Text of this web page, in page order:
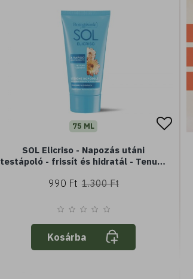
75 ML
SOL Elicriso - Napozás utáni
testápoló - frissít és hidratál - Tenuta
(Minisize) - Könnyű textúra - Gyorsan
990 Ft 1.300 Ft
Kosárba